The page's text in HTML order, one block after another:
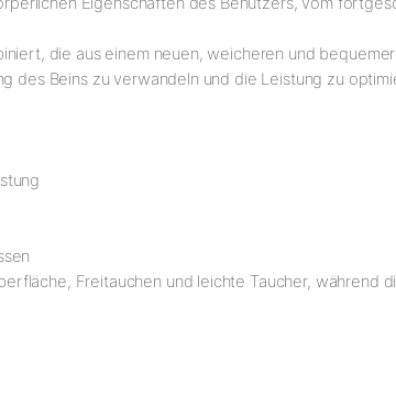
die aus einem neuen, weicheren und
des Beins zu verwandeln und die Leistung zu
Freitauchen und leichte Taucher, während